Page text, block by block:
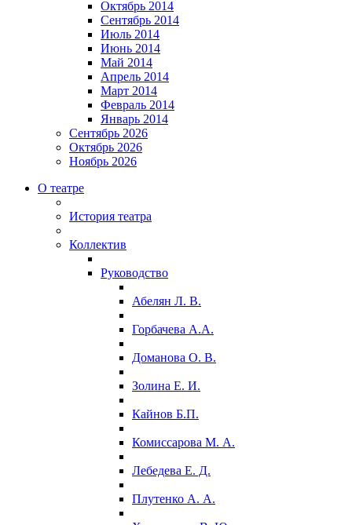
Октябрь 2014
Сентябрь 2014
Июль 2014
Июнь 2014
Май 2014
Апрель 2014
Март 2014
Февраль 2014
Январь 2014
Сентябрь 2026
Октябрь 2026
Ноябрь 2026
О театре
История театра
Коллектив
Руководство
Абелян Л. В.
Горбачева А.А.
Доманова О. В.
Золина Е. И.
Кайнов Б.П.
Комиссарова М. А.
Лебедева Е. Д.
Плутенко А. А.